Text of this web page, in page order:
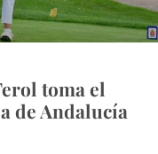
toma el
de Andalucía